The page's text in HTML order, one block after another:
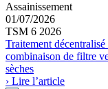
Assainissement
01/07/2026
TSM 6 2026
Traitement
combinaison de filtre
sèches
› Lire l’article